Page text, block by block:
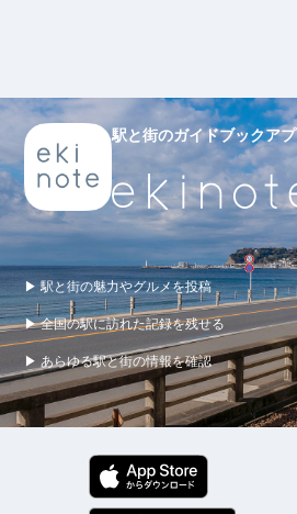
駅と街のガイドブックア
▶ 駅と街の魅力やグルメを投稿
▶ 全国の駅に訪れた記録を残せる
▶ あらゆる駅と街の情報を確認